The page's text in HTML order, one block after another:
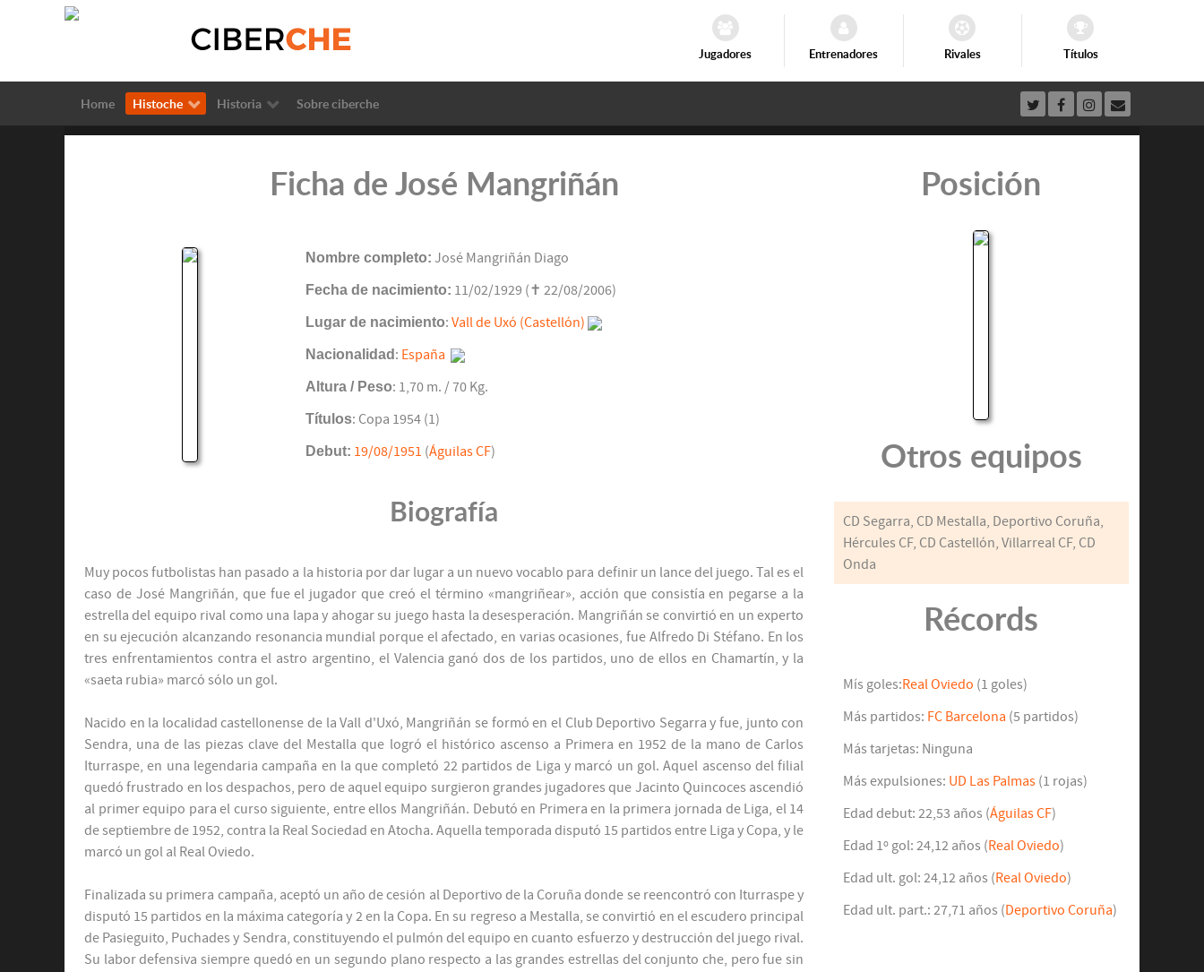
Jugadores Entrenadores Rivales Títulos
Home Histoche Historia Sobre ciberche
Ficha de José Mangriñán
Nombre completo: José Mangriñán Diago
Fecha de nacimiento: 11/02/1929 (✝ 22/08/2006)
Lugar de nacimiento: Vall de Uxó (Castellón)
Nacionalidad : España
Altura / Peso: 1,70 m. / 70 Kg.
Títulos: Copa 1954 (1)
Debut: 19/08/1951 (Águilas CF)
Biografía
Muy pocos futbolistas han pasado a la historia por dar lugar a un nuevo vocablo para definir un lance del juego. Tal es el
caso de José Mangriñán, que fue el jugador que creó el término «mangriñear», acción que consistía en pegarse a la
estrella del equipo rival como una lapa y ahogar su juego hasta la desesperación. Mangriñán se convirtió en un experto
en su ejecución alcanzando resonancia mundial porque el afectado, en varias ocasiones, fue Alfredo Di Stéfano. En los
tres enfrentamientos contra el astro argentino, el Valencia ganó dos de los partidos, uno de ellos en Chamartín, y la
«saeta rubia» marcó sólo un gol.
Nacido en la localidad castellonense de la Vall d'Uxó, Mangriñán se formó en el Club Deportivo Segarra y fue, junto con
Sendra, una de las piezas clave del Mestalla que logró el histórico ascenso a Primera en 1952 de la mano de Carlos
Iturraspe, en una legendaria campaña en la que completó 22 partidos de Liga y marcó un gol. Aquel ascenso del filial
quedó frustrado en los despachos, pero de aquel equipo surgieron grandes jugadores que Jacinto Quincoces ascendió
al primer equipo para el curso siguiente, entre ellos Mangriñán. Debutó en Primera en la primera jornada de Liga, el 14
de septiembre de 1952, contra la Real Sociedad en Atocha. Aquella temporada disputó 15 partidos entre Liga y Copa, y le
marcó un gol al Real Oviedo.
Finalizada su primera campaña, aceptó un año de cesión al Deportivo de la Coruña donde se reencontró con Iturraspe y
disputó 15 partidos en la máxima categoría y 2 en la Copa. En su regreso a Mestalla, se convirtió en el escudero principal
de Pasieguito, Puchades y Sendra, constituyendo el pulmón del equipo en cuanto esfuerzo y destrucción del juego rival.
Su labor defensiva siempre quedó en un segundo plano respecto a las grandes estrellas del conjunto che, pero fue sin
Posición
Otros equipos
CD Segarra, CD Mestalla, Deportivo Coruña,
Hércules CF, CD Castellón, Villarreal CF, CD
Onda
Récords
Mís goles:Real Oviedo (1 goles)
Más partidos: FC Barcelona (5 partidos)
Más tarjetas: Ninguna
Más expulsiones: UD Las Palmas(1 rojas)
Edad debut: 22,53 años (Águilas CF)
Edad 1º gol: 24,12 años (Real Oviedo)
Edad ult. gol: 24,12 años (Real Oviedo)
Edad ult. part.: 27,71 años (Deportivo Coruña)